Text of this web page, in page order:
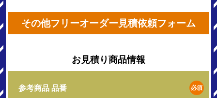
その他フリーオーダー見積依頼フォーム
お見積り商品情報
参考商品 品番 必須